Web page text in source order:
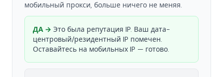
мобильный прокси, больше ничего не меняя.
ДА → Это была репутация IP. Ваш дата-
центровый/резидентный IP помечен.
Оставайтесь на мобильных IP — готово.